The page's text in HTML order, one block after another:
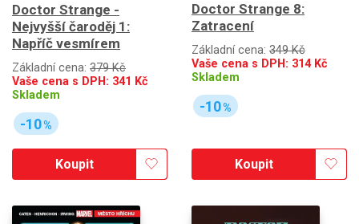
Doctor Strange -
Nejvyšší čaroděj 1:
Napříč vesmírem
Základní cena: 379 Kč
Vaše cena s DPH: 341 Kč
Skladem
-10%
Koupit
Doctor Strange 8:
Zatracení
Základní cena: 349 Kč
Vaše cena s DPH: 314Kč
Skladem
-10%
Koupit